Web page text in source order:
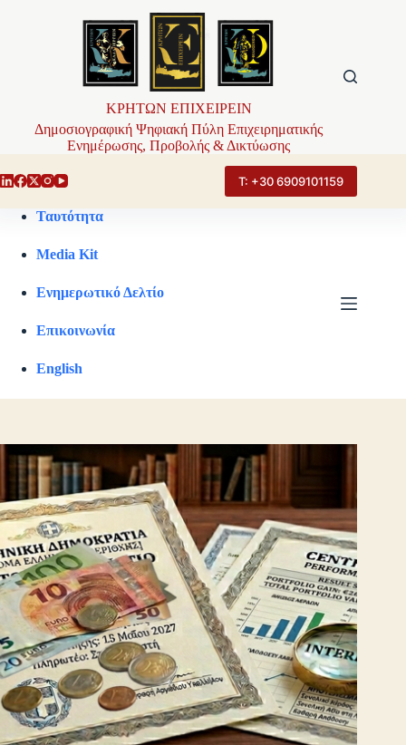
ΚΡΗΤΩΝ ΕΠΙΧΕΙΡΕΙΝ
Δημοσιογραφική Ψηφιακή Πύλη Επιχειρηματικής
Ενημέρωσης, Προβολής & Δικτύωσης
Τ: +30 6909101159
Ταυτότητα
Media Kit
Ενημερωτικό Δελτίο
Επικοινωνία
English